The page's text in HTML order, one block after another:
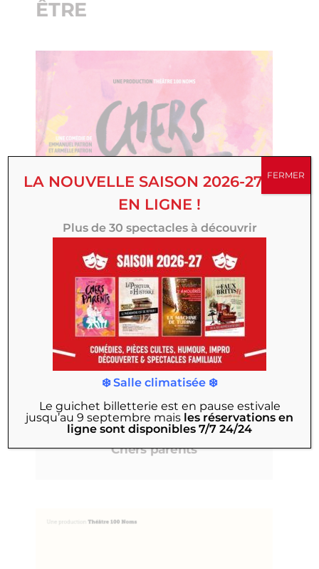
ÊTRE
À partir du 10 septembre
Chers parents
LA NOUVELLE SAISON 2026-27 EST
EN LIGNE !
Plus de 30 spectacles à découvrir
❄️ Salle climatisée ❄️
Le guichet billetterie est en pause estivale
jusqu’au 9 septembre mais les réservations en
ligne sont disponibles 7/7 24/24
FERMER